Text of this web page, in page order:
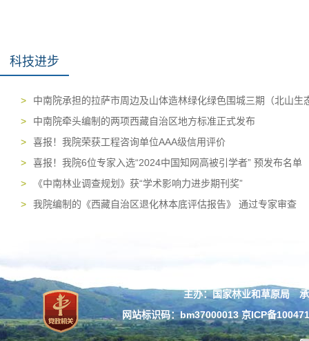
科技进步
>
中南院承担的拉萨市周边及山体造林绿化绿色围城三期（北山
>
中南院牵头编制的两项西藏自治区地方标准正式发布
>
喜报！我院荣获工程咨询单位AAA级信用评价
>
喜报！我院6位专家入选“2024中国知网高被引学者” 预发布名单
>
《中南林业调查规划》获“学术影响力进步期刊奖”
>
我院编制的《西藏自治区退化林本底评估报告》 通过专家审查
主办：国家林业和草原局
网站标识码：bm37000013京ICP备